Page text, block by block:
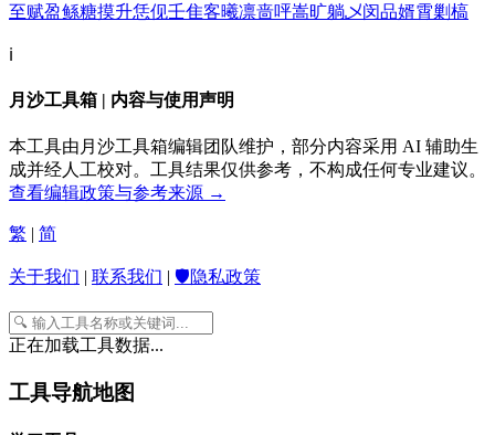
至赋盈鲧糖摸升恁伣壬隹客曦凛啬呯嵩旷躺乄闵品婿霄剿槁
ℹ️
月沙工具箱 | 内容与使用声明
本工具由月沙工具箱编辑团队维护，部分内容采用 AI 辅助生
成并经人工校对。工具结果仅供参考，不构成任何专业建议。
查看编辑政策与参考来源 →
繁 简
关于我们 联系我们 🛡️隐私政策
正在加载工具数据...
工具导航地图